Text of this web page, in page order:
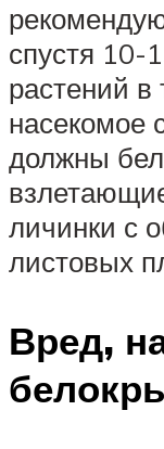
спустя 10-
растений в
насекомое
должны
личинки с
листовых
Вред,